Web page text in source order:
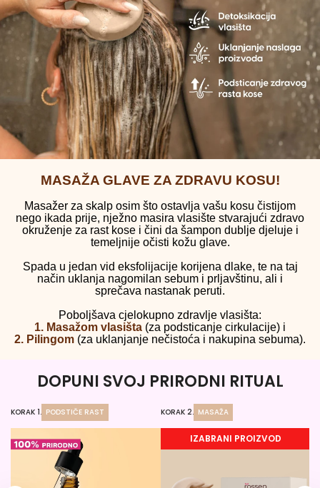
MASAŽA GLAVE ZA ZDRAVU KOSU!
Masažer za skalp osim što ostavlja vašu kosu čistijom
nego ikada prije, nježno masira vlasište stvarajući zdravo
okruženje za rast kose i čini da šampon dublje djeluje i
temeljnije očisti kožu glave.
Spada u jedan vid eksfolijacije korijena dlake, te na taj
način uklanja nagomilan sebum i prljavštinu, ali i
sprečava nastanak peruti.
Poboljšava cjelokupno zdravlje vlasišta:
1. Masažom vlasišta (za podsticanje cirkulacije) i
2. Pilingom (za uklanjanje nečistoća i nakupina sebuma).
DOPUNI SVOJ PRIRODNI RITUAL
KORAK 1. PODSTIČE RAST KORAK 2. MASAŽA
IZABRANI PROIZVOD